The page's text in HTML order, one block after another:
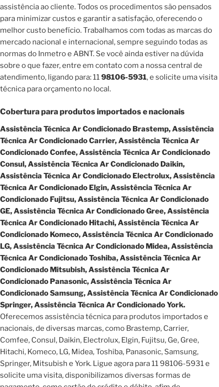
assistência ao cliente. Todos os procedimentos são pensados
para minimizar custos e garantir a satisfação, oferecendo o
melhor custo benefício. Trabalhamos com todas as marcas do
mercado nacional e internacional, sempre seguindo todas as
normas do Inmetro e ABNT. Se você ainda estiver na dúvida
sobre o que fazer, entre em contato com a nossa central de
atendimento, ligando para: 1198106-5931, e solicite uma visita
técnica para orçamento no local.
Cobertura para produtos importados e nacionais
Assistência Técnica Ar Condicionado Brastemp, Assistência
Técnica Ar Condicionado Carrier, Assistência Técnica Ar
Condicionado Confee, Assistência Técnica Ar Condicionado
Consul, Assistência Técnica Ar Condicionado Daikin,
Assistência Técnica Ar Condicionado Electrolux, Assistência
Técnica Ar Condicionado Elgin, Assistência Técnica Ar
Condicionado Fujitsu, Assistência Técnica Ar Condicionado
GE, Assistência Técnica Ar Condicionado Gree, Assistência
Técnica Ar Condicionado Hitachi, Assistência Técnica Ar
Condicionado Komeco, Assistência Técnica Ar Condicionado
LG, Assistência Técnica Ar Condicionado Midea, Assistência
Técnica Ar Condicionado Toshiba, Assistência Técnica Ar
Condicionado Mitsubish, Assistência Técnica Ar
Condicionado Panasonic, Assistência Técnica Ar
Condicionado Samsung, Assistência Técnica Ar Condicionado
Springer, Assistência Técnica Ar Condicionado York.
Oferecemos assistência técnica para produtos importados e
nacionais, de diversas marcas, como Brastemp, Carrier,
Comfee, Consul, Daikin, Electrolux, Elgin, Fujitsu, Ge, Gree,
Hitachi, Komeco, LG, Midea, Toshiba, Panasonic, Samsung,
Springer, Mitsubish e York. Ligue agora para 11 98106-5931 e
solicite uma visita, disponibilizamos diversas formas de